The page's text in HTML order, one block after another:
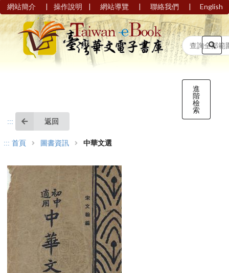
網站簡介 | 操作說明 | 網站導覽 | 聯絡我們 | English
進
階
檢
索
::: 返回
::: 首頁 圖書資訊 中華文選